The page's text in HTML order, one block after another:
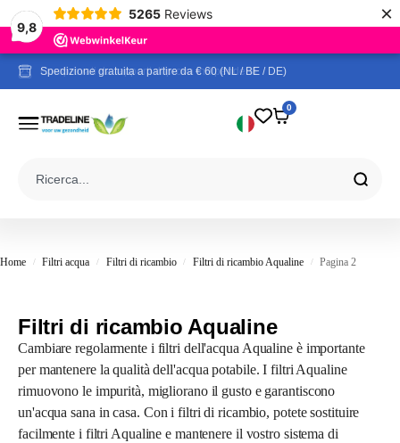
9,8
5265 Reviews ×
Comprovati da rapporti di prova indipendenti
Spedizione gratuita a partire da € 60 (NL / BE / DE)
0
Home / Filtri acqua / Filtri di ricambio / Filtri di ricambio Aqualine / Pagina 2
Filtri di ricambio Aqualine
Cambiare regolarmente i filtri dell'acqua Aqualine è importante
per mantenere la qualità dell'acqua potabile. I filtri Aqualine
rimuovono le impurità, migliorano il gusto e garantiscono
un'acqua sana in casa. Con i filtri di ricambio, potete sostituire
facilmente i filtri Aqualine e mantenere il vostro sistema di